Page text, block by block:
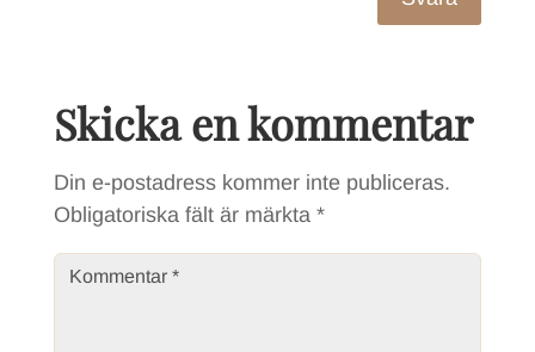
Skicka en kommentar
Din e-postadress kommer inte publiceras.
Obligatoriska fält är märkta *